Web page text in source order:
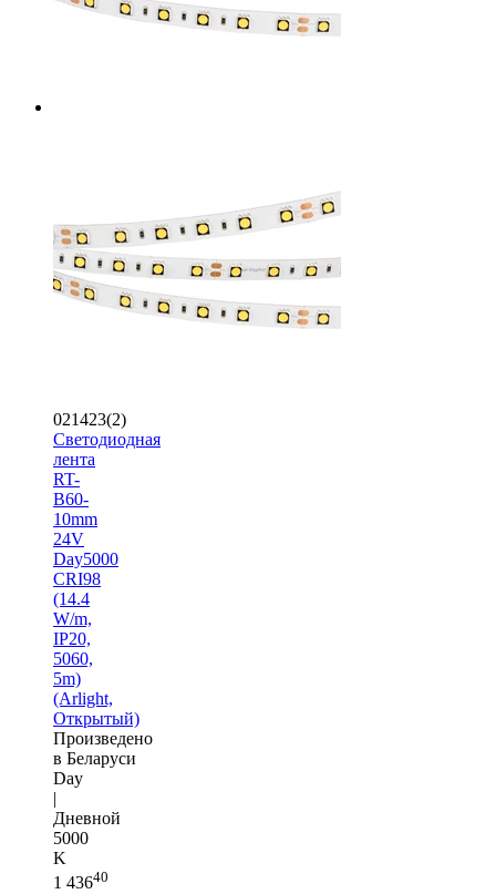
021423(2)
Светодиодная
лента
RT-
B60-
10mm
24V
Day5000
CRI98
(14.4
W/m,
IP20,
5060,
5m)
(Arlight,
Открытый)
Произведено
в Беларуси
Day
|
Дневной
5000
K
1 43640